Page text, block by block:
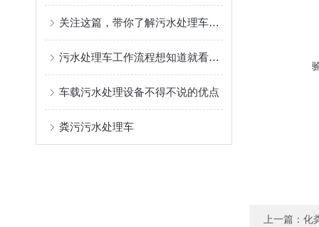
关注这篇，带你了解污水处理车的运行机理
污水处理车工作流程想知道就看这里
车载污水处理设备不得不说的优点
粪污污水处理车
上一篇： 化